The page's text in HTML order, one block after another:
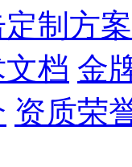
制方案
档 金
资质荣